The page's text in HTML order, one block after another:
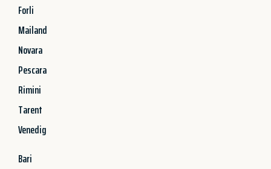
Forli
Mailand
Novara
Pescara
Rimini
Tarent
Venedig
Bari